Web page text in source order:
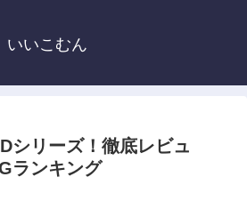
いいこむん
シリーズ！徹底レビュ
ランキング